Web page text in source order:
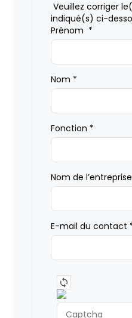
Veuillez corriger
indiqué(s) ci-
Prénom *
Nom *
Fonction *
Nom de l’entreprise
E-mail du contact